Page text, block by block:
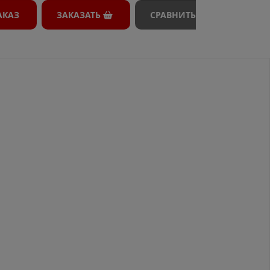
ЗАКАЗАТЬ СРАВНИТЬ